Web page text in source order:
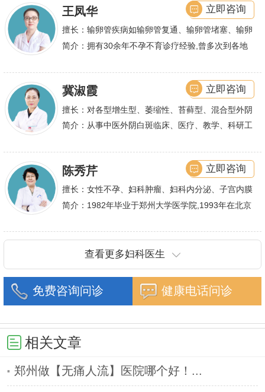
卵管堵塞、输卵管复通、输卵管粘连等女性输卵管性
不孕及子宫性不孕、多囊卵巢等都有丰富诊疗经验
王凤华
擅长：输卵管疾病如输卵管复通、输卵管堵塞、输卵
管积水、输卵管粘连；盆腔粘连、宫腔粘连、多囊卵
简介：拥有30余年不孕不育诊疗经验,曾多次到各地
立即咨询
冀淑霞
擅长：对各型增生型、萎缩性、苔藓型、混合型外阴
白斑的诊治
简介：从事中医外阴白斑临床、医疗、教学、科研工
立即咨询
陈秀芹
擅长：女性不孕、妇科肿瘤、妇科内分泌、子宫内膜
异位症、多囊卵巢等疾病的诊治,宫腹腔镜手术,盆底
简介：1982年毕业于郑州大学医学院,1993年在北京
立即咨询
查看更多妇科医生
免费咨询问诊 健康电话问诊
相关文章
郑州做【无痛人流】医院哪个好！...